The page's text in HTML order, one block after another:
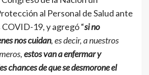
al Personal de Salud ante
19, y agregó “si no
nos cuidan, es decir, a nuestros
estos van a enfermar y
chances de que se desmorone el